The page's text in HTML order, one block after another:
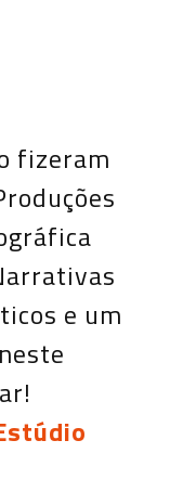
fizeram
e um